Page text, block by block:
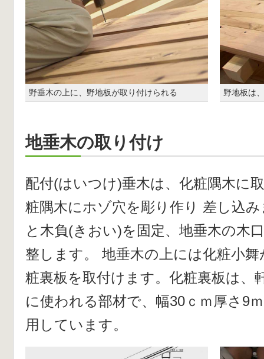
野垂木の上に、野地板が取り付けられる 野地板は
地垂木の取り付け
配付(はいつけ)垂木は、化粧隅木に
粧隅木にホゾ穴を彫り作り 差し込
と木負(きおい)を固定、地垂木の木
整します。 地垂木の上には化粧小
粧裏板を取付けます。化粧裏板は、
に使われる部材で、幅30ｃｍ厚さ9
用しています。